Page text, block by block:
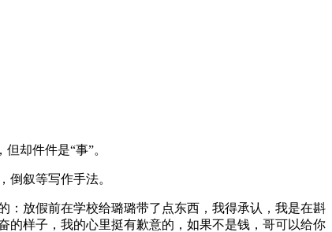
却件件是“事”。
叙等写作手法。
：放假前在学校给璐璐带了点东西，我得承认，我是在斟
的样子，我的心里挺有歉意的，如果不是钱，哥可以给你